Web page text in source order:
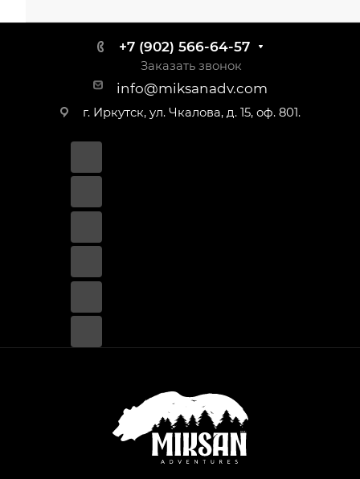
+7 (902) 566-64-57
Заказать звонок
info@miksanadv.com
г. Иркутск, ул. Чкалова, д. 15, оф. 801.